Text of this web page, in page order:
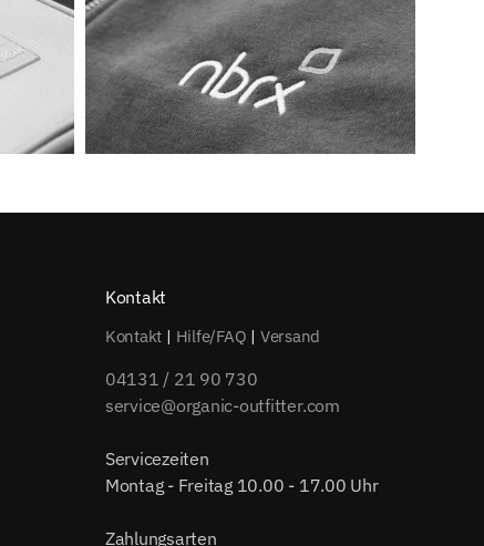
Kontakt
Kontakt | Hilfe/FAQ | Versand
04131 / 21 90 730
service@organic-outfitter.com
Servicezeiten
Montag - Freitag 10.00 - 17.00 Uhr
Zahlungsarten